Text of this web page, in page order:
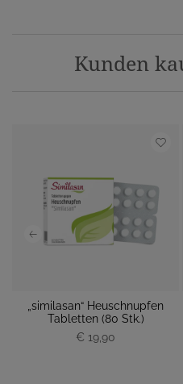
Kunden
„similasan“ Heuschnupfen
Tabletten (80 Stk.)
€ 19,90